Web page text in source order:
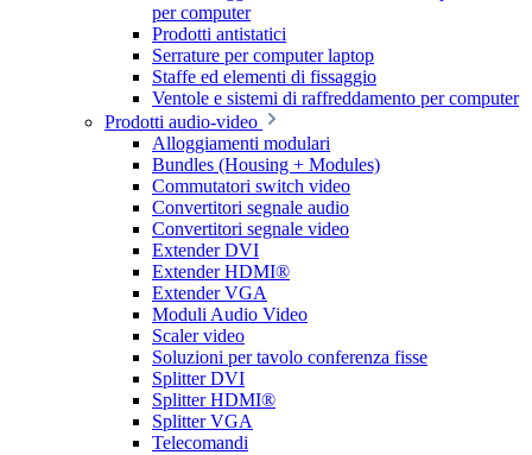
per computer
Prodotti antistatici
Serrature per computer laptop
Staffe ed elementi di fissaggio
Ventole e sistemi di raffreddamento per computer
Prodotti audio-video
Alloggiamenti modulari
Bundles (Housing + Modules)
Commutatori switch video
Convertitori segnale audio
Convertitori segnale video
Extender DVI
Extender HDMI®
Extender VGA
Moduli Audio Video
Scaler video
Soluzioni per tavolo conferenza fisse
Splitter DVI
Splitter HDMI®
Splitter VGA
Telecomandi